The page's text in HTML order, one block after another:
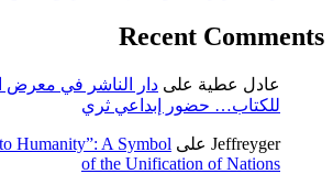
Recent Comments
عادل عطية على دار الناشر في معرض
للكتاب… حضور إبداعي ثري
Jeffreyger على Humanity”: A Symbol
of the Unification of Nations